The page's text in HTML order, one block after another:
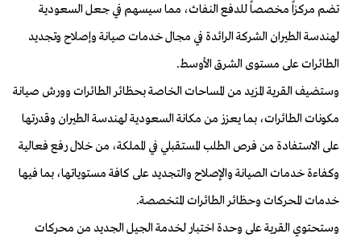
تضم مركزاً مخصصاً للدفع النفاث، مما سيسهم في جعل السعودية
لهندسة الطيران الشركة الرائدة في مجال خدمات صيانة وإصلاح وتجديد
الطائرات على مستوى الشرق الأوسط.
وستضيف القرية المزيد من المساحات الخاصة بحظائر الطائرات وورش صيانة
مكونات الطائرات، بما يعزز من مكانة السعودية لهندسة الطيران وقدرتها
على الاستفادة من فرص الطلب المستقبلي في المملكة، من خلال رفع فعالية
وكفاءة خدمات الصيانة والإصلاح والتجديد على كافة مستوياتها، بما فيها
خدمات المحركات وحظائر الطائرات المتخصصة.
وستحتوي القرية على وحدة اختبار لخدمة الجيل الجديد من محركات